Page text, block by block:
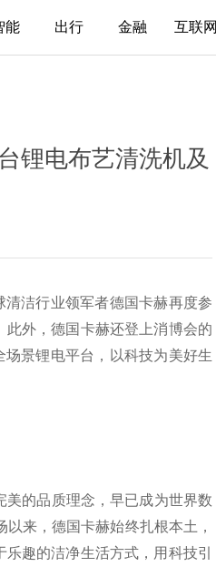
能 出行 金融 互联网
锂电布艺清洗机及
洁行业领军者德国卡赫再度参
外，德国卡赫还登上消博会的
景锂电平台，以科技为美好生
的品质理念，早已成为世界数
来，德国卡赫始终扎根本土，
趣的洁净生活方式，用科技引